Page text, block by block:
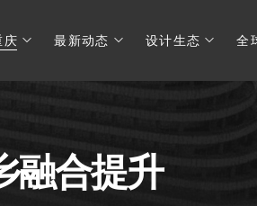
庆 最新动态 设计生态 全
融合提升